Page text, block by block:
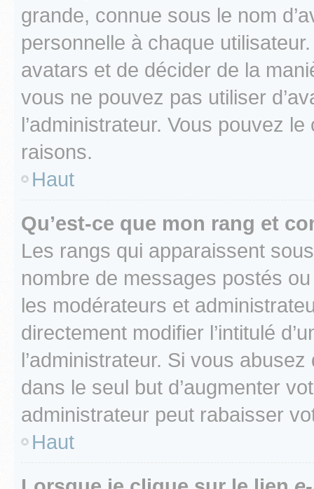
grande, connue sous le nom
personnelle à chaque utilisateur.
avatars et de décider de la
vous ne pouvez pas utiliser
l’administrateur. Vous pouvez
raisons.
Haut
Qu’est-ce que mon rang et
Les rangs qui apparaissent
nombre de messages postés
les modérateurs et
directement modifier l’intitulé
l’administrateur. Si vous
dans le seul but d’augmenter
administrateur peut rabaisser
Haut